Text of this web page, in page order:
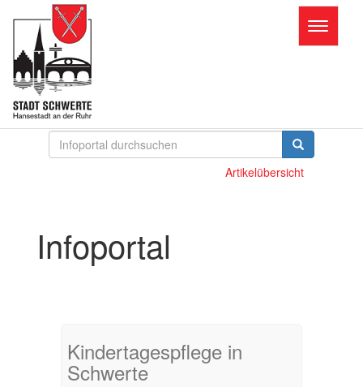
Toggle
Artikelübersicht
Infoportal
Kindertagespflege in
Schwerte